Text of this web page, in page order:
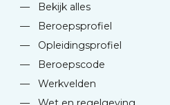
—
Bekijk alles
—
Beroepsprofiel
—
Opleidingsprofiel
—
Beroepscode
—
Werkvelden